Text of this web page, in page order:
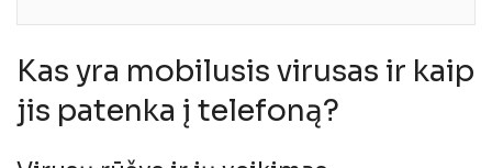
Kas yra mobilusis virusas ir kaip
jis patenka į telefoną?